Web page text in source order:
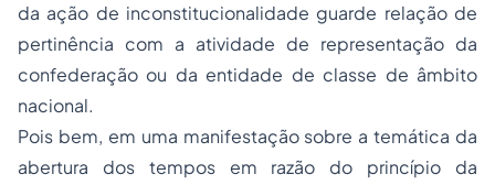
da ação de inconstitucionalidade guarde relação de
pertinência com a atividade de representação da
confederação ou da entidade de classe de âmbito
nacional.
Pois bem, em uma manifestação sobre a temática da
abertura dos tempos em razão do princípio da